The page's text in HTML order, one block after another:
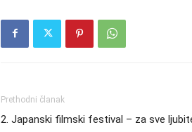
Prethodni članak
2. Japanski filmski festival – za sve